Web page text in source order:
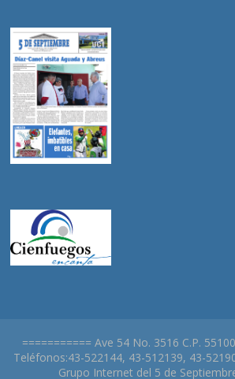
=========== Ave 54 No. 3516 C.P.
Teléfonos:43-522144, 43-512139, 43-
Grupo Internet del 5 de